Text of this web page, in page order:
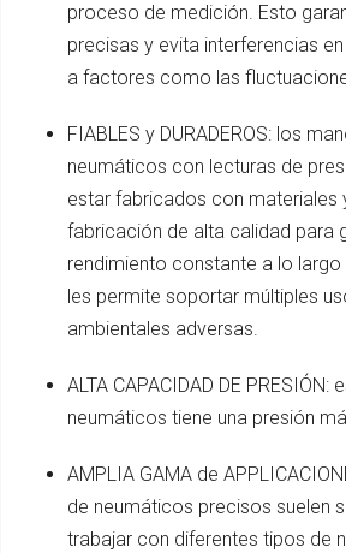
proceso de medición. Esto
precisas y evita interferencias
a factores como las
FIABLES y DURADEROS: los
neumáticos con lecturas de
estar fabricados con materiales
fabricación de alta calidad para
rendimiento constante a lo
les permite soportar múltiples
ambientales adversas.
ALTA CAPACIDAD DE PRESIÓN:
neumáticos tiene una presión
AMPLIA GAMA de
de neumáticos precisos suelen
trabajar con diferentes tipos de